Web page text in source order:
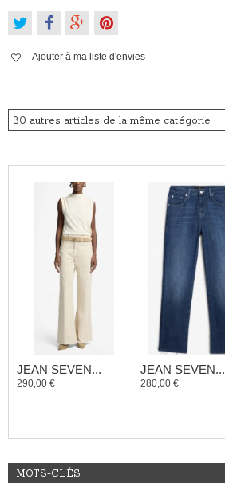
Ajouter à ma liste d'envies
30 autres articles de la même catégorie
JEAN SEVEN...
290,00 €
JEAN SEVEN...
280,00 €
MOTS-CLÉS